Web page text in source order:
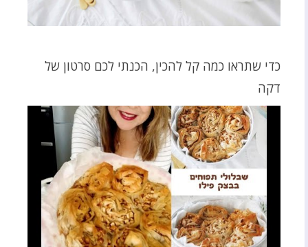
כדי שתראו כמה קל להכין, הכנתי לכם סרטון של
דקה